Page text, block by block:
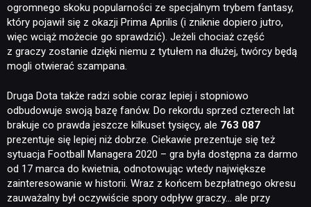
NEWSY
RECENZJE
PUBLICYSTYKA
ogromnego skoku popularności ze specjalnym trybem fantasy,
który pojawił się z okazji Prima Aprilis (i zniknie dopiero jutro,
więc wciąż możecie go sprawdzić). Jeżeli chociaż część
z graczy zostanie dzięki niemu z tytułem na dłużej, twórcy będą
mogli otwierać szampana.
Druga Dota także radzi sobie coraz lepiej i stopniowo
odbudowuje swoją bazę fanów. Do rekordu sprzed czterech lat
brakuje co prawda jeszcze kilkuset tysięcy, ale 763 087
prezentuje się lepiej niż dobrze. Ciekawie prezentuje się też
sytuacja Football Managera 2020 – gra była dostępna za darmo
od 17 marca do kwietnia, odnotowując wtedy największe
zainteresowanie w historii. Wraz z końcem bezpłatnego okresu
zauważalny był oczywiście spory odpływ graczy… ale przy